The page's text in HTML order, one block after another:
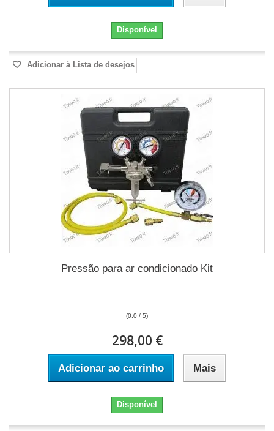
Disponível
Adicionar à Lista de desejos
Pressão para ar condicionado Kit
(0.0 / 5)
298,00 €
Adicionar ao carrinho Mais
Disponível